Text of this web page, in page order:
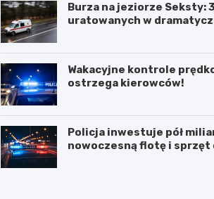
Burza na jeziorze Seksty:
uratowanych w
Wakacyjne kontrole
ostrzega kierowców!
Policja inwestuje pół
nowoczesną flotę i sprzęt